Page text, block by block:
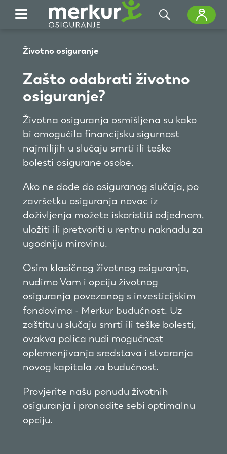
Životno osiguranje
Zašto odabrati životno
osiguranje?
Životna osiguranja osmišljena su kako
bi omogućila financijsku sigurnost
najmilijih u slučaju smrti ili teške
bolesti osigurane osobe.
Ako ne dođe do osiguranog slučaja, po
završetku osiguranja novac iz
doživljenja možete iskoristiti odjednom,
uložiti ili pretvoriti u rentnu naknadu za
ugodniju mirovinu.
Osim klasičnog životnog osiguranja,
nudimo Vam i opciju životnog
osiguranja povezanog s investicijskim
fondovima - Merkur budućnost. Uz
zaštitu u slučaju smrti ili teške bolesti,
ovakva polica nudi mogućnost
oplemenjivanja sredstava i stvaranja
novog kapitala za budućnost.
Provjerite našu ponudu životnih
osiguranja i pronađite sebi optimalnu
opciju.